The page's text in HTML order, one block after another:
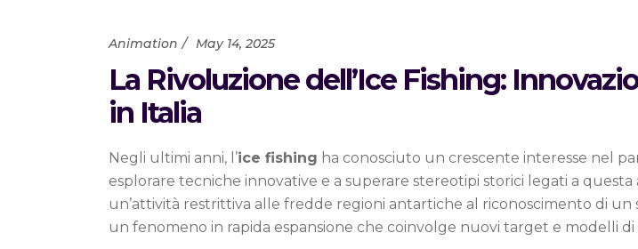
Animation May 14, 2025
La Rivoluzione dell’Ice Fishing:
in Italia
Negli ultimi anni, l’ice fishing ha conosciuto un crescente interesse nel
esplorare tecniche innovative e a superare stereotipi storici legati a questa
un’attività restrittiva alle fredde regioni antartiche al riconoscimento di
un fenomeno in rapida espansione che coinvolge nuovi target e modelli